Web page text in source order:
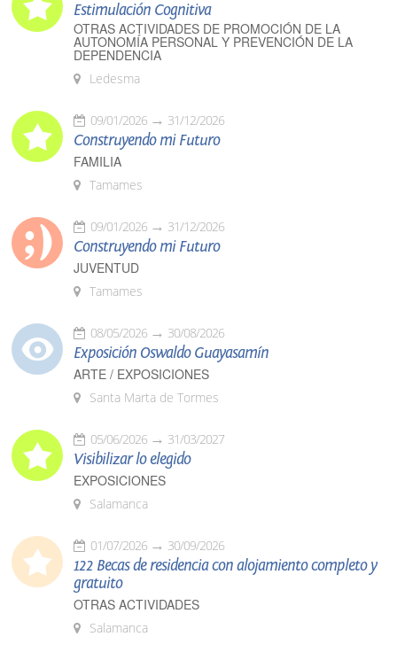
Estimulación Cognitiva
OTRAS ACTIVIDADES DE PROMOCIÓN DE LA
AUTONOMÍA PERSONAL Y PREVENCIÓN DE LA
DEPENDENCIA
Ledesma
09/01/2026 31/12/2026
Construyendo mi Futuro
FAMILIA
Tamames
09/01/2026 31/12/2026
Construyendo mi Futuro
JUVENTUD
Tamames
08/05/2026 30/08/2026
Exposición Oswaldo Guayasamín
ARTE / EXPOSICIONES
Santa Marta de Tormes
05/06/2026 31/03/2027
Visibilizar lo elegido
EXPOSICIONES
Salamanca
01/07/2026 30/09/2026
122 Becas de residencia con alojamiento completo y
gratuito
OTRAS ACTIVIDADES
Salamanca